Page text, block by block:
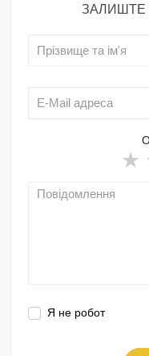
ЗАЛИШТЕ
Я не робот